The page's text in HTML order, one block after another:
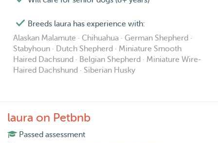
Breeds laura has experience with:
Alaskan Malamute · Chihuahua · German Shepherd ·
Stabyhoun · Dutch Shepherd · Miniature Smooth
Haired Dachsund · Belgian Shepherd · Miniature Wire-
Haired Dachshund · Siberian Husky
laura on Petbnb
Passed assessment